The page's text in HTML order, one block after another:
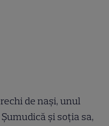
de naşi, unul
şi soţia sa,